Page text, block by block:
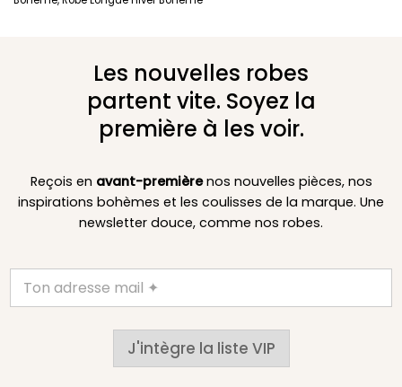
Les nouvelles robes
partent vite. Soyez la
première à les voir.
Reçois en avant-premièrenos nouvelles pièces, nos
inspirations bohèmes et les coulisses de la marque. Une
newsletter douce, comme nos robes.
J'intègre la liste VIP